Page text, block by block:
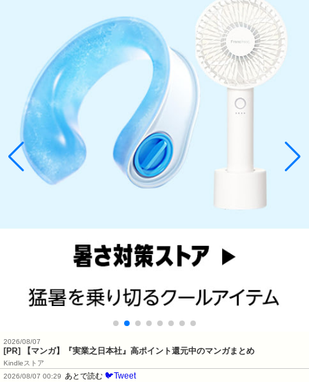
2026/08/07
[PR] 【マンガ】『実業之日本社』高ポイント還元中のマンガまとめ
Kindleストア
2026/08/07 00:29
あとで読む 🐦Tweet